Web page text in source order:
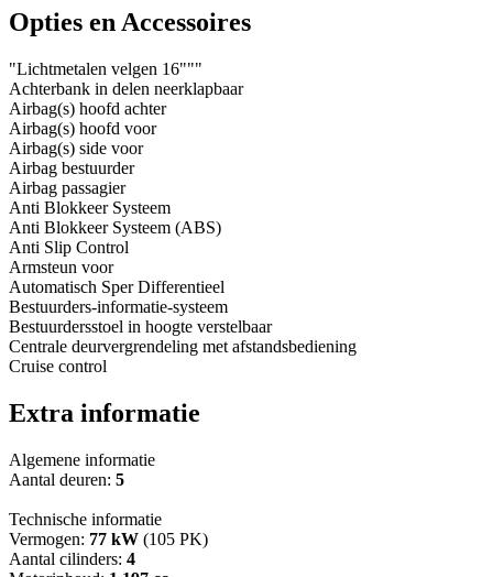
Opties en Accessoires
"Lichtmetalen velgen 16"""
Achterbank in delen neerklapbaar
Airbag(s) hoofd achter
Airbag(s) hoofd voor
Airbag(s) side voor
Airbag bestuurder
Airbag passagier
Anti Blokkeer Systeem
Anti Blokkeer Systeem (ABS)
Anti Slip Control
Armsteun voor
Automatisch Sper Differentieel
Bestuurders-informatie-systeem
Bestuurdersstoel in hoogte verstelbaar
Centrale deurvergrendeling met afstandsbediening
Cruise control
Extra informatie
Algemene informatie
Aantal deuren: 5
Technische informatie
Vermogen: 77 kW (105 PK)
Aantal cilinders: 4